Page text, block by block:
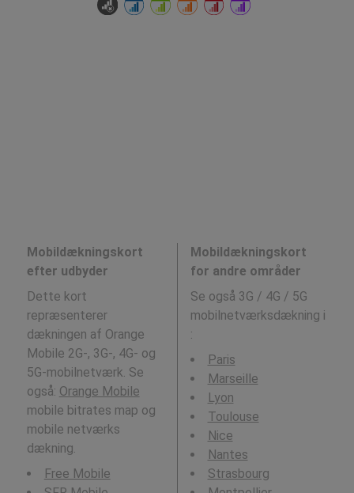
Mobildækningskort
efter udbyder
Dette kort
repræsenterer
dækningen af Orange
Mobile 2G-, 3G-, 4G- og
5G-mobilnetværk. Se
også: Orange Mobile
mobile bitrates map og
mobile netværks
dækning.
Free Mobile
Mobildækningskort
for andre områder
Se også 3G / 4G / 5G
mobilnetværksdækning i
:
Paris
Marseille
Lyon
Toulouse
Nice
Nantes
Strasbourg